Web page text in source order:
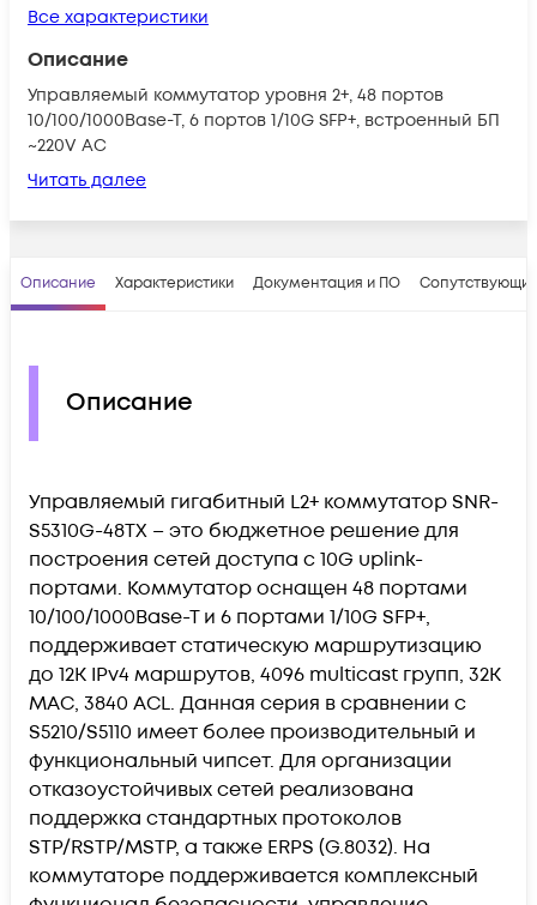
Все характеристики
Описание
Управляемый коммутатор уровня 2+, 48 портов
10/100/1000Base-T, 6 портов 1/10G SFP+, встроенный БП
~220V AC
Читать далее
Описание Характеристики Документация и ПО
Описание
Управляемый гигабитный L2+ коммутатор SNR-
S5310G-48TX – это бюджетное решение для
построения сетей доступа c 10G uplink-
портами. Коммутатор оснащен 48 портами
10/100/1000Base-T и 6 портами 1/10G SFP+,
поддерживает статическую маршрутизацию
до 12K IPv4 маршрутов, 4096 multicast групп, 32K
MAC, 3840 ACL. Данная серия в сравнении с
S5210/S5110 имеет более производительный и
функциональный чипсет. Для организации
отказоустойчивых сетей реализована
поддержка стандартных протоколов
STP/RSTP/MSTP, а также ERPS (G.8032). На
коммутаторе поддерживается комплексный